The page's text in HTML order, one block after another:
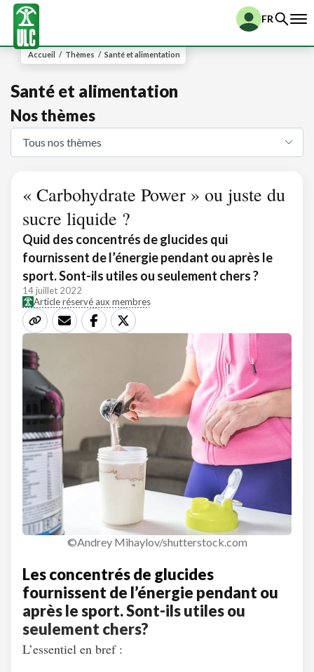
FR
Accueil / Thèmes / Santé et alimentation
Santé et alimentation
Nos thèmes
« Carbohydrate Power » ou juste du
sucre liquide ?
Quid des concentrés de glucides qui
fournissent de l’énergie pendant ou après le
sport. Sont-ils utiles ou seulement chers ?
14 juillet 2022
Article réservé aux membres
©Andrey Mihaylov/shutterstock.com
Les concentrés de glucides
fournissent de l’énergie pendant ou
après le sport. Sont-ils utiles ou
seulement chers?
L’essentiel en bref :